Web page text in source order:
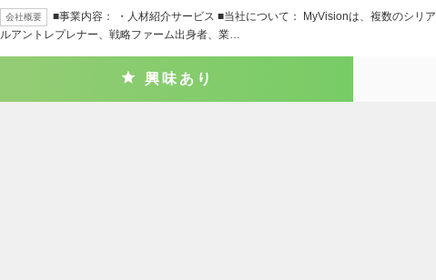
会社概要
■事業内容： ・人材紹介サービス ■当社について： MyVisionは、複数のシリア
ルアントレプレナー、戦略ファーム出身者、業…
興味あり